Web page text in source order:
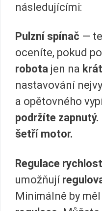
následujícími:
Pulzní spínač —
oceníte, pokud
robota jen na
nastavování
a opětovného
podržíte zapnutý.
šetří motor.
Regulace
umožňují
Minimálně by